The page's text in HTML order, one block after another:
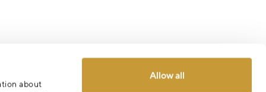
about
Allow all